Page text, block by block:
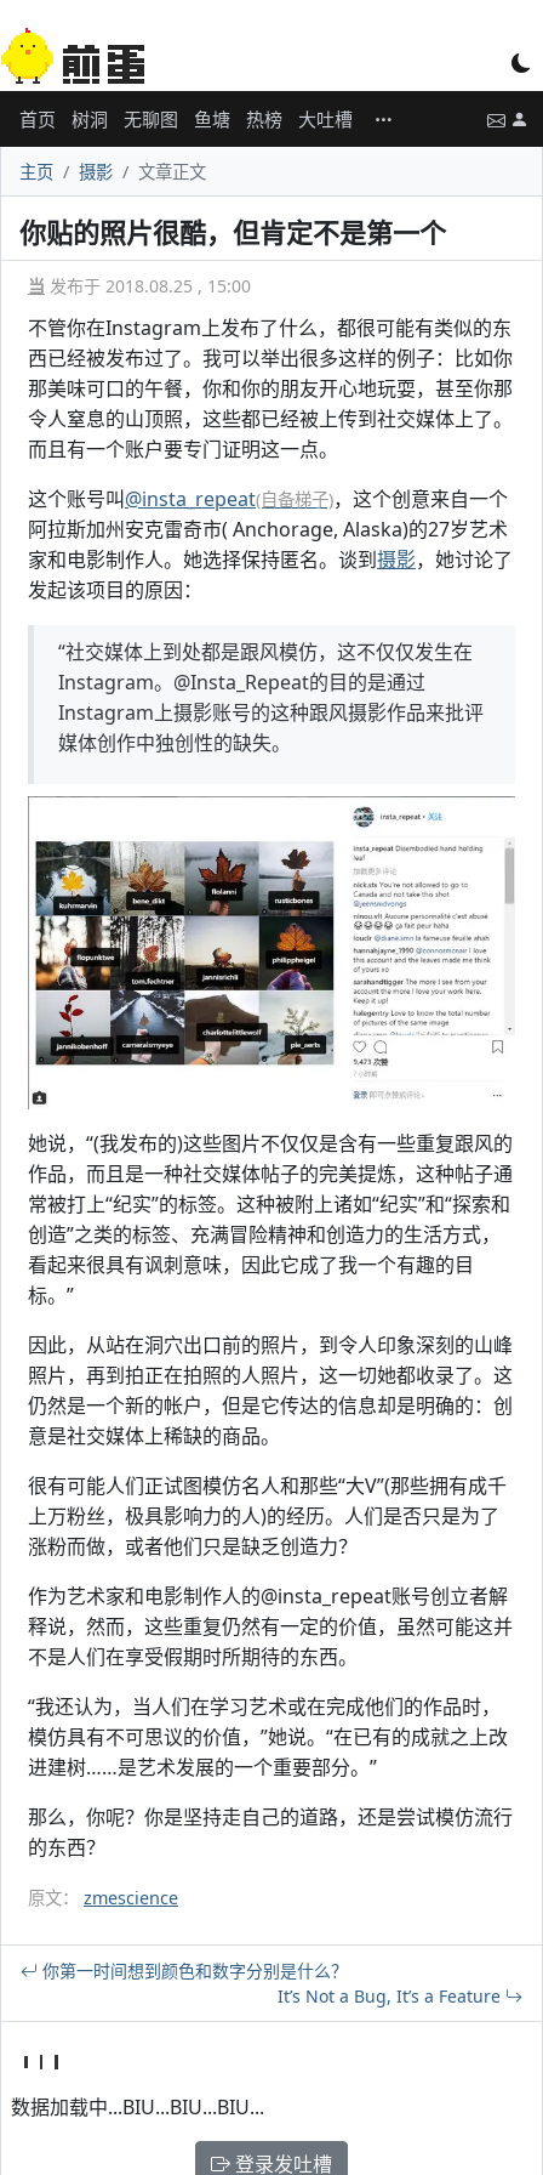
首页 树洞 无聊图 鱼塘 热榜 大吐槽
主页 摄影 文章正文
你贴的照片很酷，但肯定不是第一个
当 发布于 2018.08.25 , 15:00
不管你在Instagram上发布了什么，都很可能有类似的东
西已经被发布过了。我可以举出很多这样的例子：比如你
那美味可口的午餐，你和你的朋友开心地玩耍，甚至你那
令人窒息的山顶照，这些都已经被上传到社交媒体上了。
而且有一个账户要专门证明这一点。
这个账号叫@insta_repeat(自备梯子)，这个创意来自一个
阿拉斯加州安克雷奇市( Anchorage, Alaska)的27岁艺术
家和电影制作人。她选择保持匿名。谈到摄影，她讨论了
发起该项目的原因：
“社交媒体上到处都是跟风模仿，这不仅仅发生在
Instagram。@Insta_Repeat的目的是通过
Instagram上摄影账号的这种跟风摄影作品来批评
媒体创作中独创性的缺失。
她说，“(我发布的)这些图片不仅仅是含有一些重复跟风的
作品，而且是一种社交媒体帖子的完美提炼，这种帖子通
常被打上“纪实”的标签。这种被附上诸如“纪实”和“探索和
创造”之类的标签、充满冒险精神和创造力的生活方式，
看起来很具有讽刺意味，因此它成了我一个有趣的目
标。”
因此，从站在洞穴出口前的照片，到令人印象深刻的山峰
照片，再到拍正在拍照的人照片，这一切她都收录了。这
仍然是一个新的帐户，但是它传达的信息却是明确的：创
意是社交媒体上稀缺的商品。
很有可能人们正试图模仿名人和那些“大V”(那些拥有成千
上万粉丝，极具影响力的人)的经历。人们是否只是为了
涨粉而做，或者他们只是缺乏创造力？
作为艺术家和电影制作人的@insta_repeat账号创立者解
释说，然而，这些重复仍然有一定的价值，虽然可能这并
不是人们在享受假期时所期待的东西。
“我还认为，当人们在学习艺术或在完成他们的作品时，
模仿具有不可思议的价值，”她说。“在已有的成就之上改
进建树……是艺术发展的一个重要部分。”
那么，你呢？你是坚持走自己的道路，还是尝试模仿流行
的东西？
原文： zmescience
你第一时间想到颜色和数字分别是什么？
It’s Not a Bug, It’s a Feature
数据加载中...BIU...BIU...BIU...
登录发吐槽